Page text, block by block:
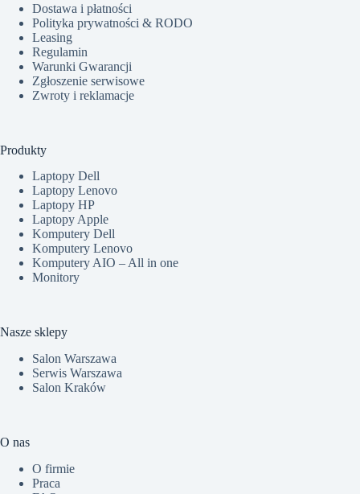
Dostawa i płatności
Polityka prywatności & RODO
Leasing
Regulamin
Warunki Gwarancji
Zgłoszenie serwisowe
Zwroty i reklamacje
Produkty
Laptopy Dell
Laptopy Lenovo
Laptopy HP
Laptopy Apple
Komputery Dell
Komputery Lenovo
Komputery AIO – All in one
Monitory
Nasze sklepy
Salon Warszawa
Serwis Warszawa
Salon Kraków
O nas
O firmie
Praca